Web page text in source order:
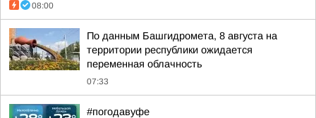
08:00
По данным Башгидромета, 8 августа на
территории республики ожидается
переменная облачность
07:33
#погодавуфе